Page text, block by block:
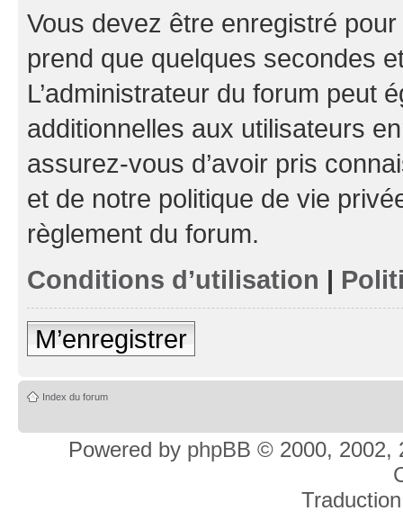
Vous devez être enregistré
prend que quelques secondes
L’administrateur du forum peut
additionnelles aux utilisateurs
assurez-vous d’avoir pris
et de notre politique de vie
règlement du forum.
Conditions d’utilisation |
M’enregistrer
Index du forum
Powered by phpBB © 2000, 2002,